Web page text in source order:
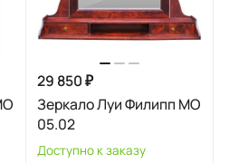
29 850 ₽
Зеркало Луи Филипп МО
05.02
Доступно к заказу